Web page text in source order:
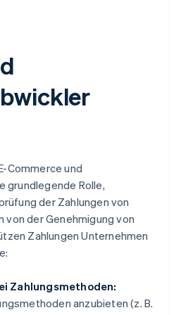
Commerce und
grundlegende Rolle,
der Zahlungen von
von der Genehmigung von
Zahlungen Unternehmen
Zahlungsmethoden:
anzubieten (z. B.